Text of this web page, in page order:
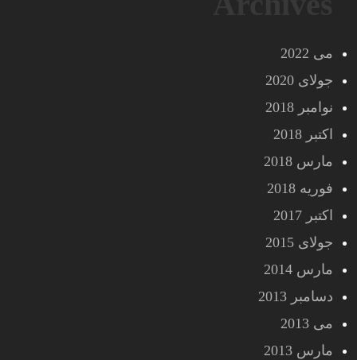
می 2022
جولای 2020
نوامبر 2018
اکتبر 2018
مارس 2018
فوریه 2018
اکتبر 2017
جولای 2015
مارس 2014
دسامبر 2013
می 2013
مارس 2013